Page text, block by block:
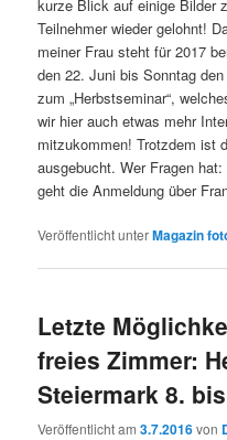
kurze Blick auf einige Bilder
Teilnehmer wieder gelohnt!
meiner Frau steht für 2017
den 22. Juni bis Sonntag
zum „Herbstseminar“,
wir hier auch etwas mehr
mitzukommen! Trotzdem ist
ausgebucht. Wer Fragen hat:
geht die Anmeldung über
Veröffentlicht unterMagazin
Letzte
freies Zimmer:
Steiermark 8.
Veröffentlicht am3.7.2016von